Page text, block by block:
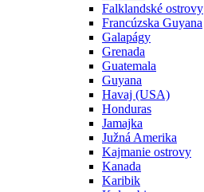
Falklandské ostrovy
Francúzska Guyana
Galapágy
Grenada
Guatemala
Guyana
Havaj (USA)
Honduras
Jamajka
Južná Amerika
Kajmanie ostrovy
Kanada
Karibik